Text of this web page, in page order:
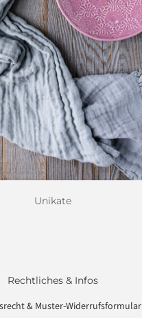
Unikate
Rechtliches & Infos
& Muster-Widerrufsformular